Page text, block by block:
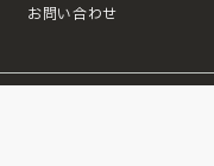
お問い合わせ